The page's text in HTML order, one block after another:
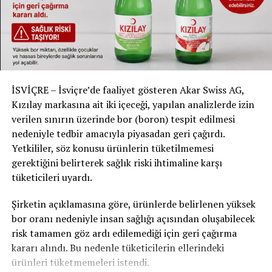
GELECEKTE NE OLACAK?
Basel-Stadt Hükümet Başkanı Conradin Cramer, “Sonuç
açık: Oy hakkı vatandaşlıkla bağlantılı kalmalı. Ancak
entegrasyonu artırmak için vatandaşlık süreçlerini
kolaylaştırmayı düşünmeliyiz” ifadelerini kullandı.
Öneriler arasında vatandaşlık başvurusu ücretlerinin
düşürülmesi ve taşınma durumunda sürelerin
sıfırlanmaması gibi değişiklikler yer alıyor.
RELATED TOPICS:
UP NEXT
KABUL EDİLDİ
İŞ YERİNDE CİNSİYETÇİLİK VE CİNSEL TACİZ: NEREDE
KOMPLİMAN BİTER, TACİZ BAŞLAR?
İSVİÇRE – İsviçre’de faaliyet gösteren Akar Swiss AG,
Kızılay markasına ait iki içeceği, yapılan analizlerde izin
verilen sınırın üzerinde bor (boron) tespit edilmesi
nedeniyle tedbir amacıyla piyasadan geri çağırdı.
Yetkililer, söz konusu ürünlerin tüketilmemesi
gerektiğini belirterek sağlık riski ihtimaline karşı
tüketicileri uyardı.
Şirketin açıklamasına göre, ürünlerde belirlenen yüksek
bor oranı nedeniyle insan sağlığı açısından oluşabilecek
risk tamamen göz ardı edilemediği için geri çağırma
kararı alındı. Bu nedenle tüketicilerin ellerindeki
ürünleri tüketmemeleri istendi.